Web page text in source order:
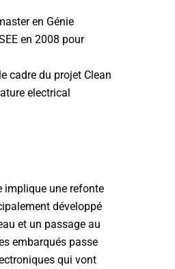
en Génie
en 2008 pour
cadre du projet Clean
electrical
implique une refonte
développé
et un passage au
embarqués passe
qui vont